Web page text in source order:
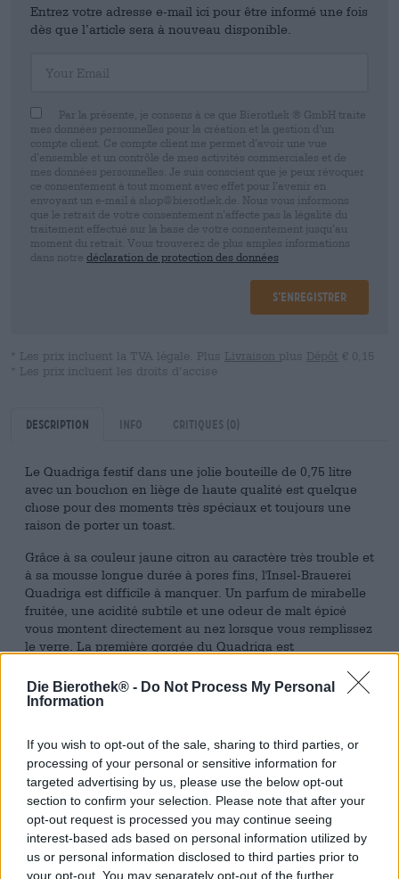
Die Bierothek® - Do Not Process My Personal
Information
If you wish to opt-out of the sale, sharing to third parties, or
processing of your personal or sensitive information for
targeted advertising by us, please use the below opt-out
section to confirm your selection. Please note that after your
opt-out request is processed you may continue seeing
interest-based ads based on personal information utilized by
us or personal information disclosed to third parties prior to
your opt-out. You may separately opt-out of the further
Entrez votre adresse e-mail ici pour être informé une fois
dès que l’article sera à nouveau disponible.
Par la présente, je consens à ce que Bierothek ® GmbH traite
mes données personnelles pour la création et la gestion d’un
compte client. Ce compte client me permet d’avoir une vue
d’ensemble et un contrôle de mes activités commerciales et de
mes données personnelles. Je suis conscient que je peux révoquer
ce consentement à tout moment avec effet pour l’avenir en
envoyant un e-mail à shop@bierothek.de. Nous vous informons
que le retrait de votre consentement n’affecte pas la légalité du
traitement effectué sur la base de votre consentement jusqu’au
moment du retrait. Vous trouverez de plus amples informations
dans notre déclaration de protection des données
S’enregistrer
* Les prix incluent la TVA légale. Plus Livraison plus Dépôt € 0,15
* Les prix incluent les droits d’accise
Description Info Critiques (0)
Le Quadriga festif dans une jolie bouteille de 0,75 litre
avec un bouchon en liège de haute qualité est quelque
chose pour des moments très spéciaux et toujours une
raison de porter un toast.
Grâce à sa couleur jaune citron au caractère très trouble et
à sa mousse longue durée à pores fins, l'Insel-Brauerei
Quadriga est difficile à manquer. Un parfum de mirabelle
fruitée, une acidité subtile et une odeur de malt épicé
vous montent directement au nez lorsque vous remplissez
le verre. La première gorgée du Quadriga est
douceur du glucose utilisé pour la fermentation
transparaît également lorsque vous le buvez. Le Quadriga
amer, rend la bière très buvable. Une agréable sensation
de picotement est créée par la réaction optimale sur la
langue et crée une excellente expérience de dégustation.
En finale, le Quadriga évolue vers l'amertume et constitue
donc l'équilibre optimal avec la douceur fruitée
précédente.
Fruité, sec et légèrement acide, le Quadriga ressemble